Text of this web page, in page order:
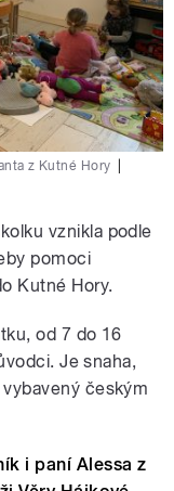
z Kutné Hory
vznikla podle
pomoci
Kutné Hory.
od 7 do 16
Je snaha,
českým
i paní Alessa z